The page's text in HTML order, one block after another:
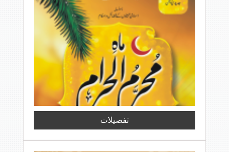
تفصیلات